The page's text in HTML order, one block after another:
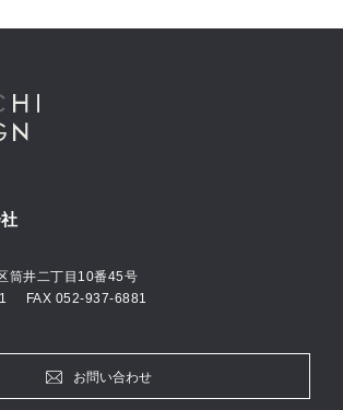
社に在籍し、お客様の思いやご要望に柔軟に対
えています。
筒井二丁目10番45号
FAX 052-937-6881
お問い合わせ